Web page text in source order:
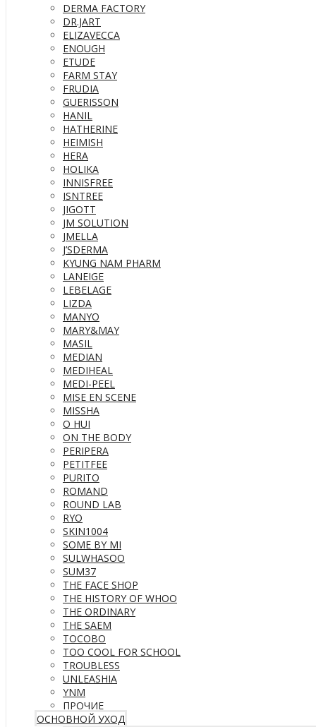
DERMA FACTORY
DR.JART
ELIZAVECCA
ENOUGH
ETUDE
FARM STAY
FRUDIA
GUERISSON
HANIL
HATHERINE
HEIMISH
HERA
HOLIKA
INNISFREE
ISNTREE
JIGOTT
JM SOLUTION
JMELLA
J’SDERMA
KYUNG NAM PHARM
LANEIGE
LEBELAGE
LIZDA
MANYO
MARY&MAY
MASIL
MEDIAN
MEDIHEAL
MEDI-PEEL
MISE EN SCENE
MISSHA
O HUI
ON THE BODY
PERIPERA
PETITFEE
PURITO
ROMAND
ROUND LAB
RYO
SKIN1004
SOME BY MI
SULWHASOO
SUM37
THE FACE SHOP
THE HISTORY OF WHOO
THE ORDINARY
THE SAEM
TOCOBO
TOO COOL FOR SCHOOL
TROUBLESS
UNLEASHIA
YNM
ПРОЧИЕ
ОСНОВНОЙ УХОД